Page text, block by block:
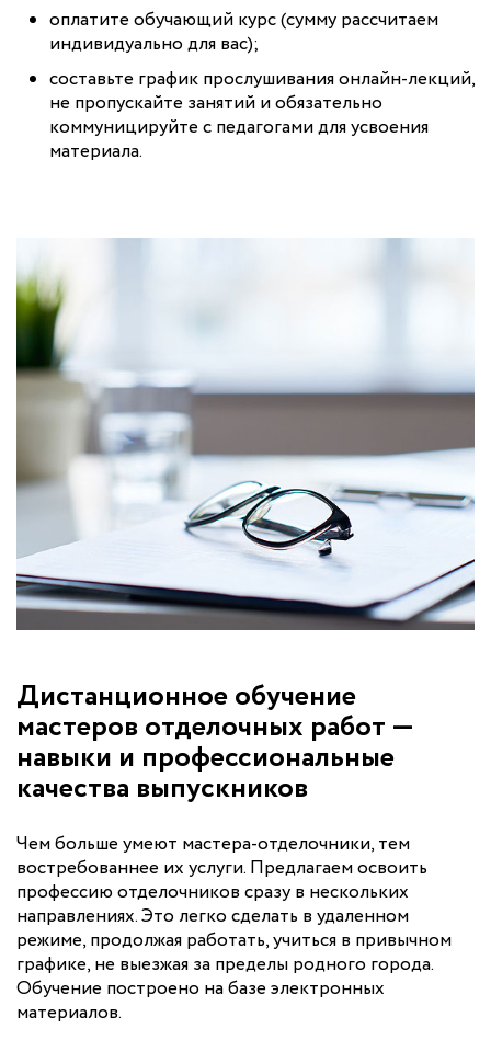
оплатите обучающий курс (сумму рассчитаем
индивидуально для вас);
составьте график прослушивания онлайн-лекций,
не пропускайте занятий и обязательно
коммуницируйте с педагогами для усвоения
материала.
Дистанционное обучение
мастеров отделочных работ —
навыки и профессиональные
качества выпускников
Чем больше умеют мастера-отделочники, тем
востребованнее их услуги. Предлагаем освоить
профессию отделочников сразу в нескольких
направлениях. Это легко сделать в удаленном
режиме, продолжая работать, учиться в привычном
графике, не выезжая за пределы родного города.
Обучение построено на базе электронных
материалов.